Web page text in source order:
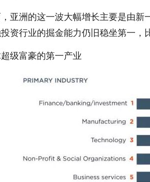
洲的这一波大幅增长主要是由新
资行业的掘金能力仍旧稳坐第一
富豪的第一产业